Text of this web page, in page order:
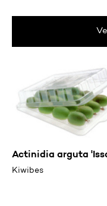
Actinidia arguta
Kiwibes